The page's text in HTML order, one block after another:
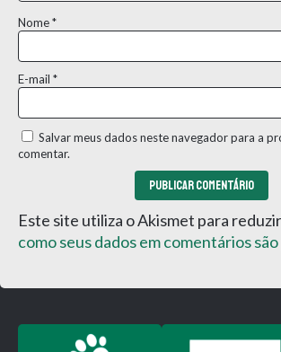
Nome*
E-mail *
Salvar meus dados neste navegador para a
comentar.
Este site utiliza o Akismet para
como seus dados em comentários